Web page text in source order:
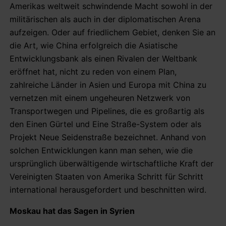
Amerikas weltweit schwindende Macht sowohl in der
militärischen als auch in der diplomatischen Arena
aufzeigen. Oder auf friedlichem Gebiet, denken Sie an
die Art, wie China erfolgreich die Asiatische
Entwicklungsbank als einen Rivalen der Weltbank
eröffnet hat, nicht zu reden von einem Plan,
zahlreiche Länder in Asien und Europa mit China zu
vernetzen mit einem ungeheuren Netzwerk von
Transportwegen und Pipelines, die es großartig als
den Einen Gürtel und Eine Straße-System oder als
Projekt Neue Seidenstraße bezeichnet. Anhand von
solchen Entwicklungen kann man sehen, wie die
ursprünglich überwältigende wirtschaftliche Kraft der
Vereinigten Staaten von Amerika Schritt für Schritt
international herausgefordert und beschnitten wird.
Moskau hat das Sagen in Syrien